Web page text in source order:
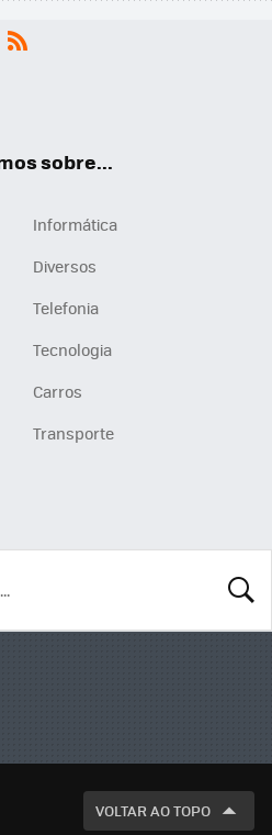
sobre...
Informática
Diversos
Telefonia
Tecnologia
Carros
Transporte
VOLTAR AO TOPO